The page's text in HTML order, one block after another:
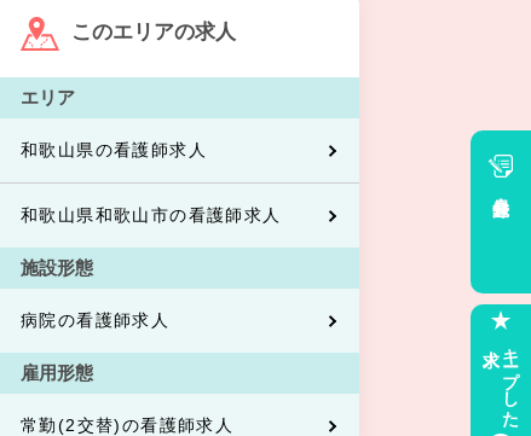
このエリアの求人
エリア
和歌山県の看護師求人
和歌山県和歌山市の看護師求人
施設形態
病院の看護師求人
雇用形態
常勤(2交替)の看護師求人
キープした